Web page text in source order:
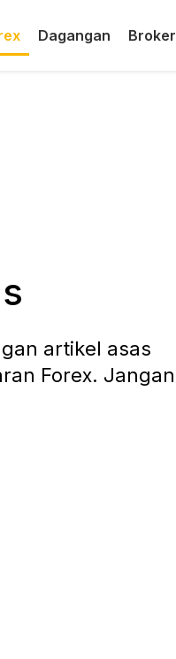
Dagangan Broker
artikel asas
Forex. Jangan